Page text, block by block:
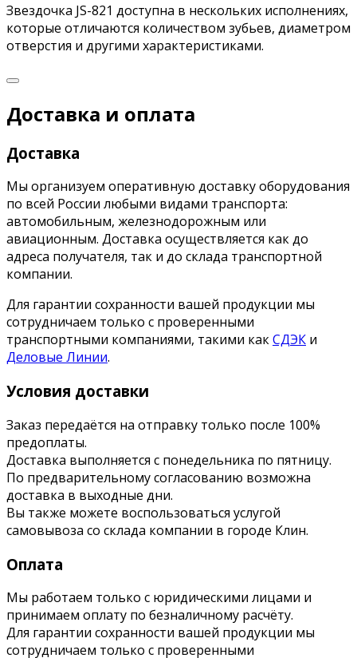
Звездочка JS-821 доступна в нескольких исполнениях,
которые отличаются количеством зубьев, диаметром
отверстия и другими характеристиками.
Доставка и оплата
Доставка
Мы организуем оперативную доставку оборудования
по всей России любыми видами транспорта:
автомобильным, железнодорожным или
авиационным. Доставка осуществляется как до
адреса получателя, так и до склада транспортной
компании.
Для гарантии сохранности вашей продукции мы
сотрудничаем только с проверенными
транспортными компаниями, такими какСДЭК и
Деловые Линии.
Условия доставки
Заказ передаётся на отправку только после 100%
предоплаты.
Доставка выполняется с понедельника по пятницу.
По предварительному согласованию возможна
доставка в выходные дни.
Вы также можете воспользоваться услугой
самовывоза со склада компании в городе Клин.
Оплата
Мы работаем только с юридическими лицами и
принимаем оплату по безналичному расчёту.
Для гарантии сохранности вашей продукции мы
сотрудничаем только с проверенными